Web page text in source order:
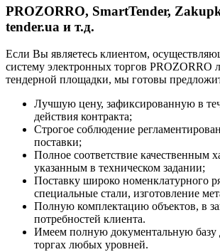
PROZORRO, SmartTender,
tender.ua и т.д.
Если Вы являетесь клиентом,
систему электронных торгов PROZORRO
тендерной площадки, мы готовы
Лучшую цену, зафиксированную в
действия контракта;
Строгое соблюдение
поставки;
Полное соответствие качественным
указанным в техническом задании;
Поставку широко номенклатурного
специальные стали, изготовление
Полную комплектацию объектов, в
потребностей клиента.
Имеем полную документальную базу
торгах любых уровней.